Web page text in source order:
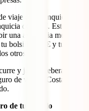
viaje con franquicia? Un
de 100€. Esto
una asistencia médica y
tu bolsillo 100€ y tu
otros 50€.
y jamás deberás pagar
de viaje a Costa Rica
de tu bolsillo